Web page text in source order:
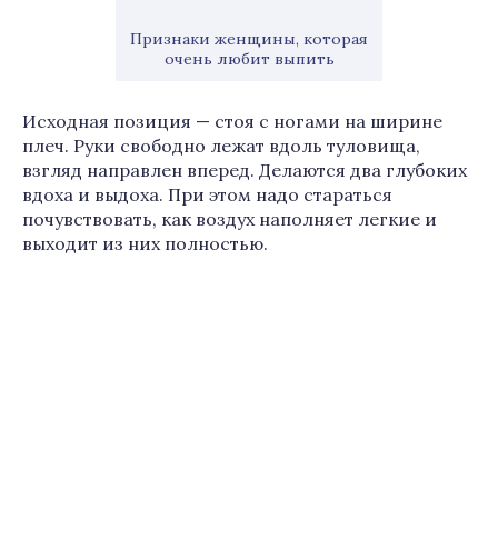
Признаки женщины, которая
очень любит выпить
Исходная позиция — стоя с ногами на ширине
плеч. Руки свободно лежат вдоль туловища,
взгляд направлен вперед. Делаются два глубоких
вдоха и выдоха. При этом надо стараться
почувствовать, как воздух наполняет легкие и
выходит из них полностью.